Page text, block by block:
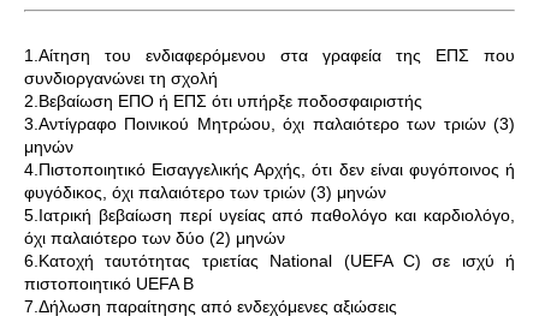
1.Αίτηση του ενδιαφερόμενου στα γραφεία της ΕΠΣ που
συνδιοργανώνει τη σχολή
2.Βεβαίωση ΕΠΟ ή ΕΠΣ ότι υπήρξε ποδοσφαιριστής
3.Αντίγραφο Ποινικού Μητρώου, όχι παλαιότερο των τριών (3)
μηνών
4.Πιστοποιητικό Εισαγγελικής Αρχής, ότι δεν είναι φυγόποινος ή
φυγόδικος, όχι παλαιότερο των τριών (3) μηνών
5.Ιατρική βεβαίωση περί υγείας από παθολόγο και καρδιολόγο,
όχι παλαιότερο των δύο (2) μηνών
6.Κατοχή ταυτότητας τριετίας National (UEFA C) σε ισχύ ή
πιστοποιητικό UEFA B
7.Δήλωση παραίτησης από ενδεχόμενες αξιώσεις